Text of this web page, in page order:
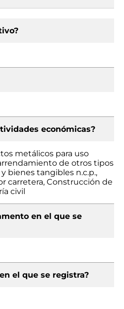
económicas?
metálicos para uso
de otros tipos
bienes tangibles n.c.p.,
carretera, Construcción de
civil
en el que se
el que se registra?